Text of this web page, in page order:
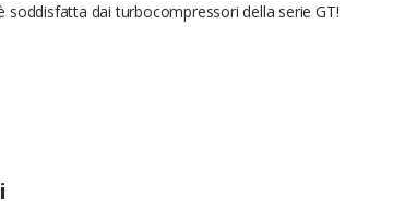
soddisfatta dai turbocompressori della serie GT!